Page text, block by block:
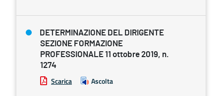
DETERMINAZIONE DEL DIRIGENTE
SEZIONE FORMAZIONE
PROFESSIONALE 11 ottobre 2019, n.
1274
Scarica Ascolta